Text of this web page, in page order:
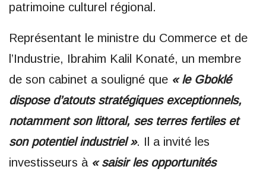
patrimoine culturel régional.
Représentant le ministre du Commerce et de
l’Industrie, Ibrahim Kalil Konaté, un membre
de son cabinet a souligné que « le Gboklé
dispose d’atouts stratégiques exceptionnels,
notamment son littoral, ses terres fertiles et
son potentiel industriel ». Il a invité les
investisseurs à « saisir les opportunités